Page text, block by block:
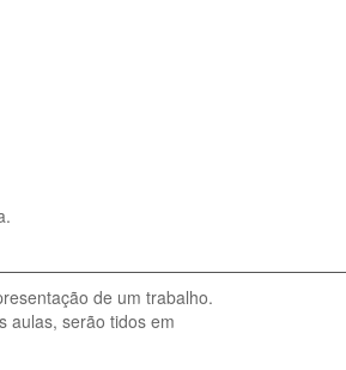
de um trabalho.
aulas, serão tidos em